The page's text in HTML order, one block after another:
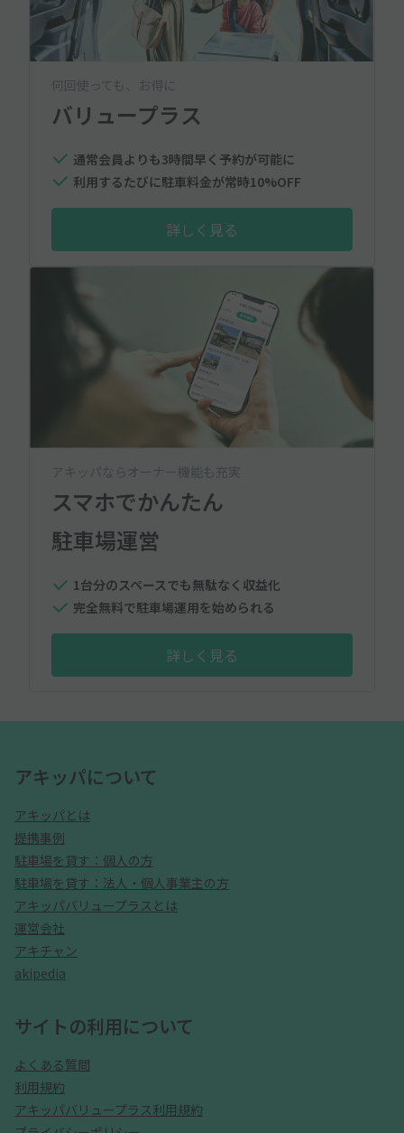
何回使っても、お得に
バリュープラス
通常会員よりも3時間早く予約が可能に
利用するたびに駐車料金が常時10%OFF
詳しく見る
アキッパならオーナー機能も充実
スマホでかんたん
駐車場運営
1台分のスペースでも無駄なく収益化
完全無料で駐車場運用を始められる
詳しく見る
アキッパについて
アキッパとは
提携事例
駐車場を貸す：個人の方
駐車場を貸す：法人・個人事業主の方
アキッパバリュープラスとは
運営会社
アキチャン
akipedia
サイトの利用について
よくある質問
利用規約
アキッパバリュープラス利用規約